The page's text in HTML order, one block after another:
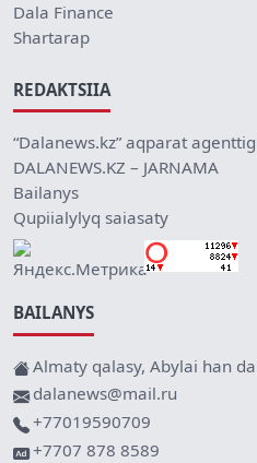
Dala Finance
Shartarap
REDAKTSIIA
“Dalanews.kz” aqparat
DALANEWS.KZ – JARNAMA
Bailanys
Qupiialylyq saiasaty
BAILANYS
Almaty qalasy, Abylai han
dalanews@mail.ru
+77019590709
+7707 878 8589